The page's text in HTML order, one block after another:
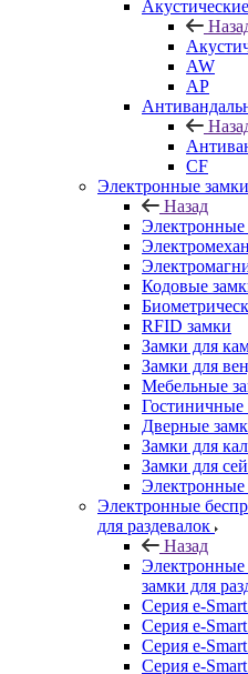
Акустические
AW
AP
CF
Электронные замки
Назад
Электронные
Кодовые
RFID замки
Замки для
Замки для
Мебельные
Гостиничные
Дверные
Замки для
Замки для
Электронные
для раздевалок
Назад
замки для
Серия e-
Серия e-
Серия e-
Серия e-